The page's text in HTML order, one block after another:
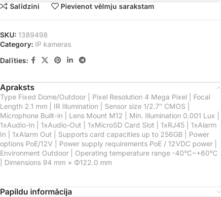
Salīdzini Pievienot vēlmju sarakstam
SKU: 1389498
Category: IP kameras
Dalīties:
Apraksts
Type Fixed Dome/Outdoor | Pixel Resolution 4 Mega Pixel | Focal
Length 2.1 mm | IR Illumination | Sensor size 1/2.7″ CMOS |
Microphone Built-in | Lens Mount M12 | Min. Illumination 0.001 Lux |
1xAudio-In | 1xAudio-Out | 1xMicroSD Card Slot | 1xRJ45 | 1xAlarm
In | 1xAlarm Out | Supports card capacities up to 256GB | Power
options PoE/12V | Power supply requirements PoE / 12VDC power |
Environment Outdoor | Operating temperature range -40°C~+60°C
| Dimensions 94 mm × Φ122.0 mm
Papildu informācija